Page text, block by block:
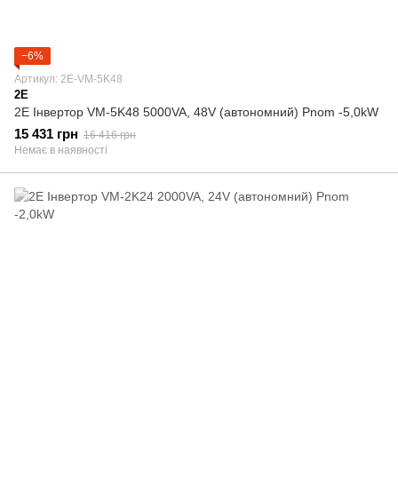
−6%
Артикул: 2E-VM-5K48
2E
2E Інвертор VM-5K48 5000VA, 48V (автономний) Pnom -5,0kW
15 431 грн 16 416 грн
Немає в наявності